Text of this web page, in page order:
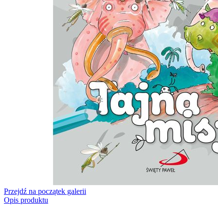
Przejdź na początek galerii
Opis produktu